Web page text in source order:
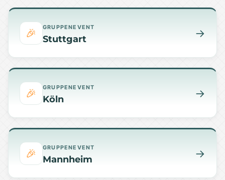
🎉 GRUPPENEVENT
Stuttgart →
🎉 GRUPPENEVENT
Köln →
🎉 GRUPPENEVENT
Mannheim →